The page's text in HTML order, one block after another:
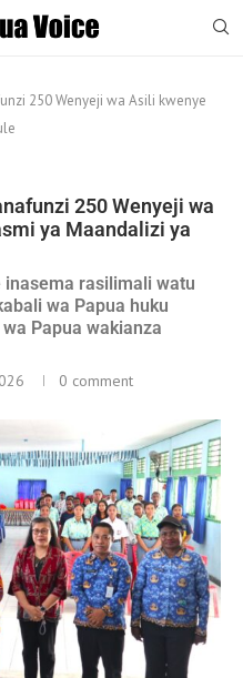
250 Wenyeji wa Asili kwenye
250 Wenyeji wa
ya Maandalizi ya
rasilimali watu
wa Papua huku
Papua wakianza
0 comment